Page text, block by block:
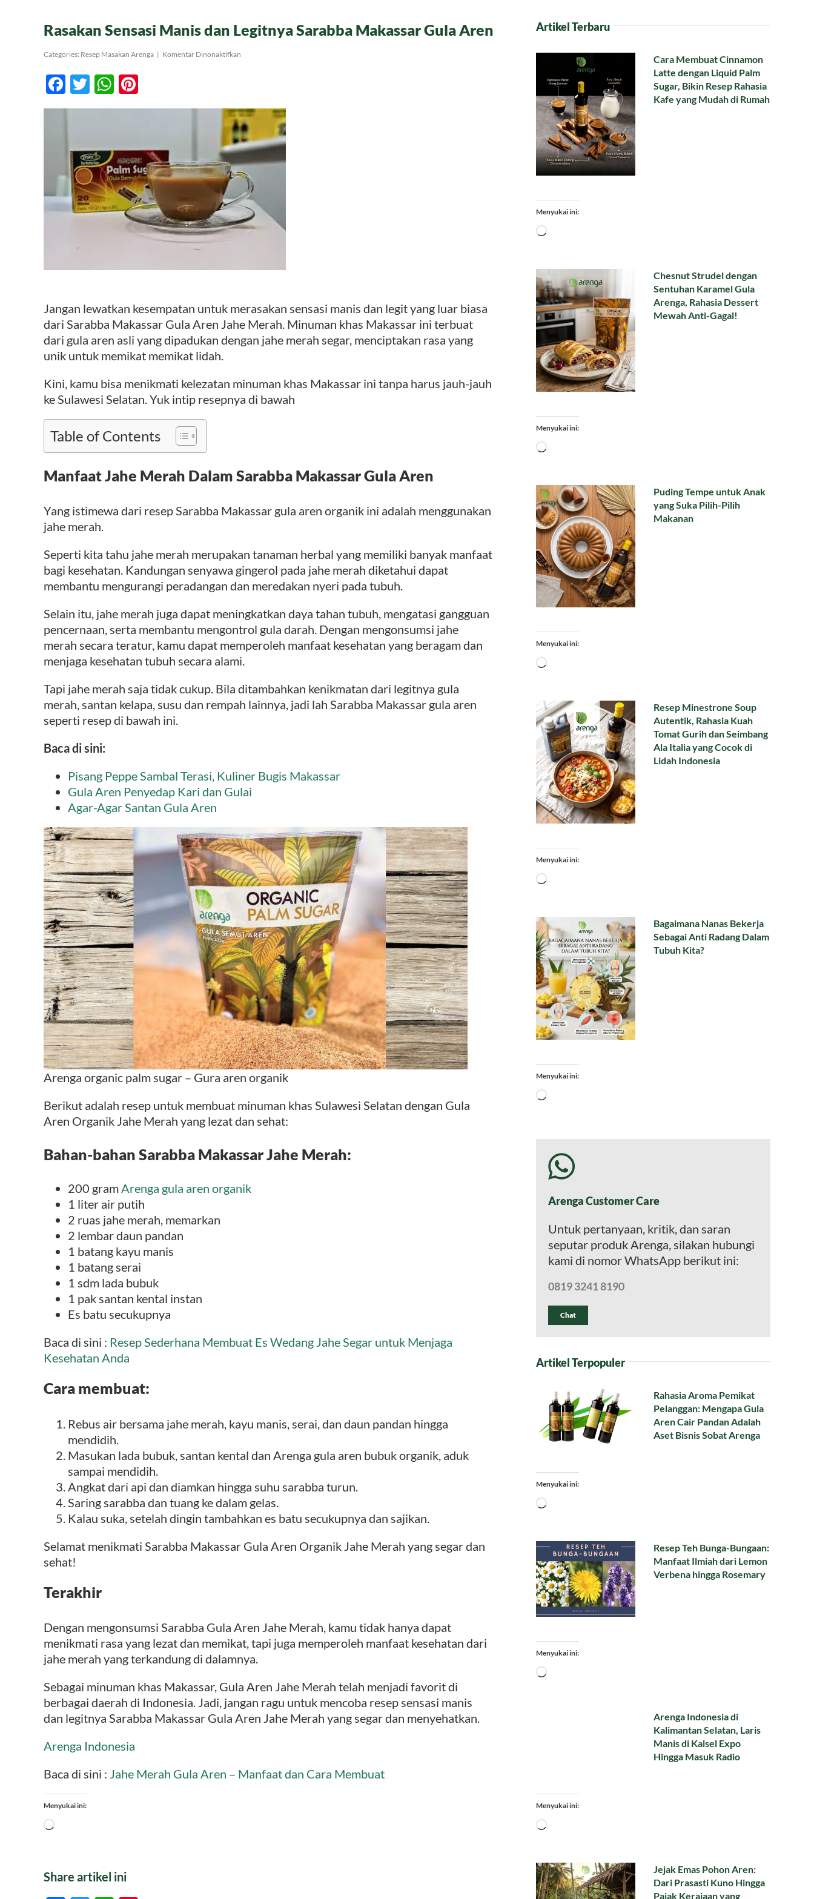
Rasakan Sensasi Manis dan Legitnya Sarabba Makassar Gula Aren
Categories: Resep Masakan Arenga | Komentar Dinonaktifkan
Sarabba
Makassar
Gula
Aren
Facebook
TwitterWhatsApp
Jangan lewatkan kesempatan untuk merasakan sensasi manis dan legit yang luar biasa
dari Sarabba Makassar Gula Aren Jahe Merah. Minuman khas Makassar ini terbuat
dari gula aren asli yang dipadukan dengan jahe merah segar, menciptakan rasa yang
unik untuk memikat memikat lidah.
Kini, kamu bisa menikmati kelezatan minuman khas Makassar ini tanpa harus jauh-jauh
ke Sulawesi Selatan. Yuk intip resepnya di bawah
Table of Contents
Manfaat Jahe Merah Dalam Sarabba Makassar Gula Aren
Yang istimewa dari resep Sarabba Makassar gula aren organik ini adalah menggunakan
jahe merah.
Seperti kita tahu jahe merah merupakan tanaman herbal yang memiliki banyak manfaat
bagi kesehatan. Kandungan senyawa gingerol pada jahe merah diketahui dapat
membantu mengurangi peradangan dan meredakan nyeri pada tubuh.
Selain itu, jahe merah juga dapat meningkatkan daya tahan tubuh, mengatasi gangguan
pencernaan, serta membantu mengontrol gula darah. Dengan mengonsumsi jahe
merah secara teratur, kamu dapat memperoleh manfaat kesehatan yang beragam dan
menjaga kesehatan tubuh secara alami.
Tapi jahe merah saja tidak cukup. Bila ditambahkan kenikmatan dari legitnya gula
merah, santan kelapa, susu dan rempah lainnya, jadi lah Sarabba Makassar gula aren
seperti resep di bawah ini.
Baca di sini:
Pisang Peppe Sambal Terasi, Kuliner Bugis Makassar
Gula Aren Penyedap Kari dan Gulai
Agar-Agar Santan Gula Aren
Arenga organic palm sugar – Gura aren organik
Berikut adalah resep untuk membuat minuman khas Sulawesi Selatan dengan Gula
Aren Organik Jahe Merah yang lezat dan sehat:
Bahan-bahan Sarabba Makassar Jahe Merah:
200 gramArenga gula aren organik
1 liter air putih
2 ruas jahe merah, memarkan
2 lembar daun pandan
1 batang kayu manis
1 batang serai
1 sdm lada bubuk
1 pak santan kental instan
Es batu secukupnya
Baca di sini : Resep Sederhana Membuat Es Wedang Jahe Segar untuk Menjaga
Kesehatan Anda
Cara membuat:
Rebus air bersama jahe merah, kayu manis, serai, dan daun pandan hingga
mendidih.
Masukan lada bubuk, santan kental dan Arenga gula aren bubuk organik, aduk
sampai mendidih.
Angkat dari api dan diamkan hingga suhu sarabba turun.
Saring sarabba dan tuang ke dalam gelas.
Kalau suka, setelah dingin tambahkan es batu secukupnya dan sajikan.
Selamat menikmati Sarabba Makassar Gula Aren Organik Jahe Merah yang segar dan
sehat!
Terakhir
Dengan mengonsumsi Sarabba Gula Aren Jahe Merah, kamu tidak hanya dapat
menikmati rasa yang lezat dan memikat, tapi juga memperoleh manfaat kesehatan dari
jahe merah yang terkandung di dalamnya.
Sebagai minuman khas Makassar, Gula Aren Jahe Merah telah menjadi favorit di
berbagai daerah di Indonesia. Jadi, jangan ragu untuk mencoba resep sensasi manis
dan legitnya Sarabba Makassar Gula Aren Jahe Merah yang segar dan menyehatkan.
Arenga Indonesia
Baca di sini : Jahe Merah Gula Aren – Manfaat dan Cara Membuat
Menyukai ini:
Memuat...
Share artikel ini
Artikel Terbaru
Cara Membuat Cinnamon
Latte dengan Liquid Palm
Sugar, Bikin Resep Rahasia
Kafe yang Mudah di Rumah
Menyukai ini:
Memuat...
Chesnut Strudel dengan
Sentuhan Karamel Gula
Arenga, Rahasia Dessert
Mewah Anti-Gagal!
Menyukai ini:
Memuat...
Puding Tempe untuk Anak
yang Suka Pilih-Pilih
Makanan
Menyukai ini:
Memuat...
Resep Minestrone Soup
Autentik, Rahasia Kuah
Tomat Gurih dan Seimbang
Ala Italia yang Cocok di
Lidah Indonesia
Menyukai ini:
Memuat...
Bagaimana Nanas Bekerja
Sebagai Anti Radang Dalam
Tubuh Kita?
Menyukai ini:
Memuat...
Arenga Customer Care
Untuk pertanyaan, kritik, dan saran
seputar produk Arenga, silakan hubungi
kami di nomor WhatsApp berikut ini:
0819 3241 8190
Chat
Artikel Terpopuler
Rahasia Aroma Pemikat
Pelanggan: Mengapa Gula
Aren Cair Pandan Adalah
Aset Bisnis Sobat Arenga
Menyukai ini:
Memuat...
Resep Teh Bunga-Bungaan:
Manfaat Ilmiah dari Lemon
Verbena hingga Rosemary
Menyukai ini:
Memuat...
Arenga Indonesia di
Kalimantan Selatan, Laris
Manis di Kalsel Expo
Hingga Masuk Radio
Menyukai ini:
Memuat...
Jejak Emas Pohon Aren:
Dari Prasasti Kuno Hingga
Pajak Kerajaan yang